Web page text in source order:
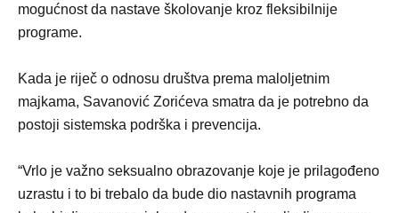
mogućnost da nastave školovanje kroz fleksibilnije
programe.
Kada je riječ o odnosu društva prema maloljetnim
majkama, Savanović Zorićeva smatra da je potrebno da
postoji sistemska podrška i prevencija.
“Vrlo je važno seksualno obrazovanje koje je prilagođeno
uzrastu i to bi trebalo da bude dio nastavnih programa